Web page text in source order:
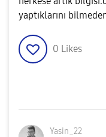
yaptıklarını
0 Likes
Yasin_22